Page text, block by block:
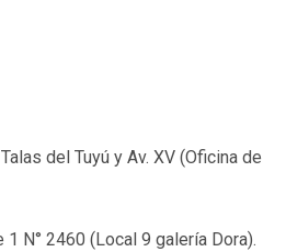
del Tuyú y Av. XV (Oficina de
1 N° 2460 (Local 9 galería Dora).